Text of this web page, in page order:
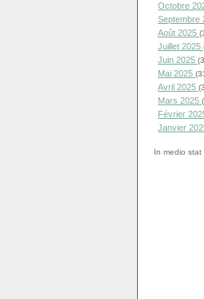
Octobre
Septembre
Août 2025
Juillet 2025
Juin 2025
Mai 2025
Avril 2025
Mars 2025
Février
Janvier
In medio stat